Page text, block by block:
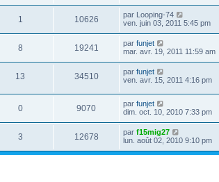
1 10626 par Looping-74
ven. juin 03, 2011 5:45 pm
8 19241 par funjet
mar. avr. 19, 2011 11:59 am
13 34510 par funjet
ven. avr. 15, 2011 4:16 pm
0 9070 par funjet
dim. oct. 10, 2010 7:33 pm
3 12678 par f15mig27
lun. août 02, 2010 9:10 pm